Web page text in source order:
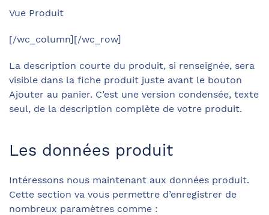
Vue Produit
[/wc_column][/wc_row]
La description courte du produit, si renseignée, sera
visible dans la fiche produit juste avant le bouton
Ajouter au panier. C’est une version condensée, texte
seul, de la description complète de votre produit.
Les données produit
Intéressons nous maintenant aux données produit.
Cette section va vous permettre d’enregistrer de
nombreux paramètres comme :